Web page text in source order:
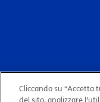
Cliccando su “Accetta